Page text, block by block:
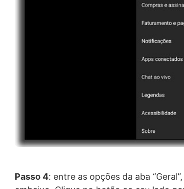
Passo 4: entre as opções da aba